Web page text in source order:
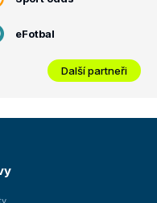
eFotbal
Další partneři